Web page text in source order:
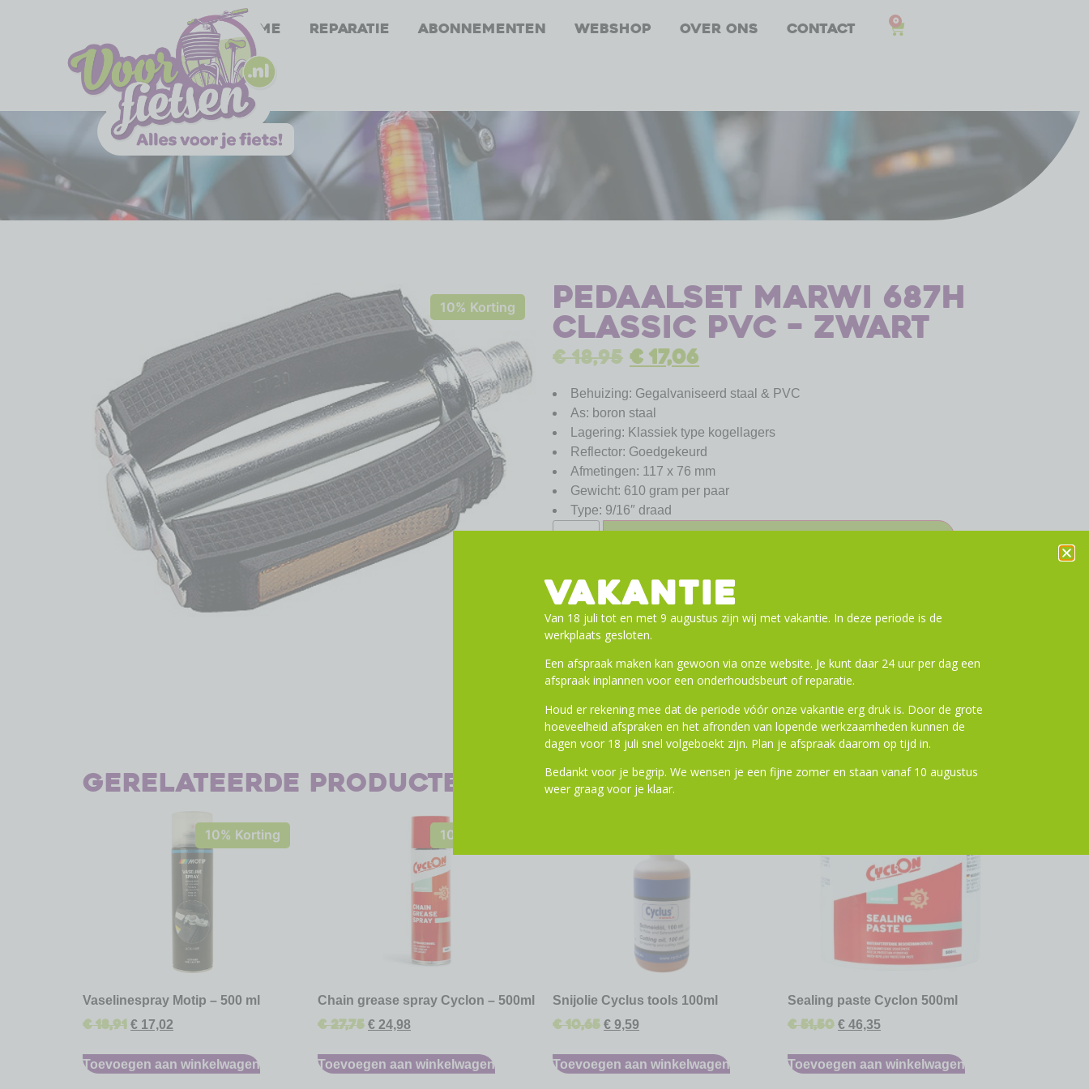
Home Reparatie Abonnementen Webshop Over ons Contact 0
10% Korting Pedaalset Marwi 687H
Classic PVC – zwart
€18,95 €17,06
Behuizing: Gegalvaniseerd staal & PVC
As: boron staal
Lagering: Klassiek type kogellagers
Reflector: Goedgekeurd
Afmetingen: 117 x 76 mm
Gewicht: 610 gram per paar
Type: 9/16″ draad
Gerelateerde producten
10% Korting
Vaselinespray Motip – 500 ml
€18,91 € 17,02
Toevoegen aan winkelwagen
10% Korting
Chain grease spray Cyclon – 500ml
€27,75 € 24,98
Toevoegen aan winkelwagen
Snijolie Cyclus tools 100ml
€10,65 € 9,59
Toevoegen aan winkelwagen
Sealing paste Cyclon 500ml
€51,50 € 46,35
Toevoegen aan winkelwagen
VAKANTIE
Van 18 juli tot en met 9 augustus zijn wij met vakantie. In deze periode is de
werkplaats gesloten.
Een afspraak maken kan gewoon via onze website. Je kunt daar 24 uur per dag een
afspraak inplannen voor een onderhoudsbeurt of reparatie.
Houd er rekening mee dat de periode vóór onze vakantie erg druk is. Door de grote
hoeveelheid afspraken en het afronden van lopende werkzaamheden kunnen de
dagen voor 18 juli snel volgeboekt zijn. Plan je afspraak daarom op tijd in.
Bedankt voor je begrip. We wensen je een fijne zomer en staan vanaf 10 augustus
weer graag voor je klaar.